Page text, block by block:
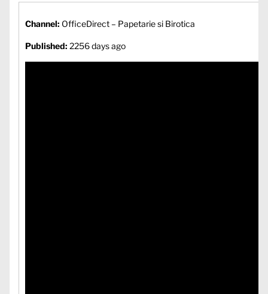
Channel: OfficeDirect – Papetarie si Birotica
Published: 2256 days ago